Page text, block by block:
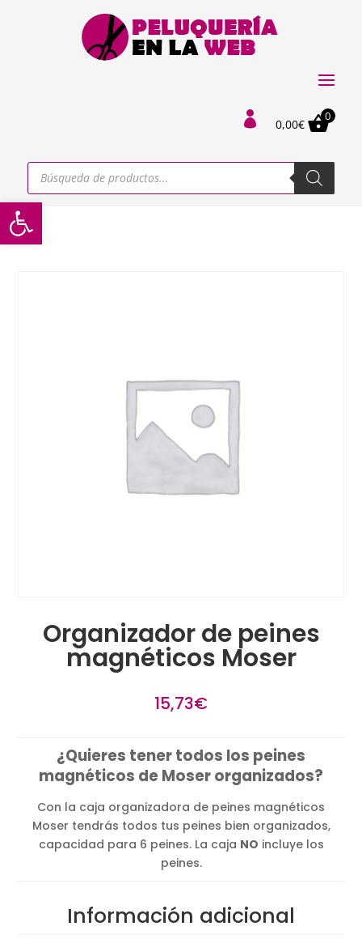
Abrir barra de herramientas
 0,00€
0
Búsqueda
productos
Organizador de peines
magnéticos Moser
15,73€
¿Quieres tener todos los peines
magnéticos de Moser organizados?
Con la caja organizadora de peines magnéticos
Moser tendrás todos tus peines bien organizados,
capacidad para 6 peines. La caja NO incluye los
peines.
Información adicional